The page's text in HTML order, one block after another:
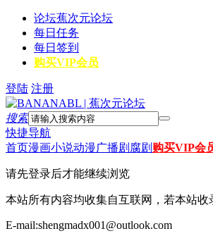
论坛蕉次元论坛
每日任务
每日签到
购买VIP会员
登陆 注册
搜索
快捷导航
首页漫画小说动漫广播剧 腐剧 购买VIP会
请先登录后才能继续浏览
本站所有内容均收集自互联网，若本站
E-mail:shengmadx001@outlook.com